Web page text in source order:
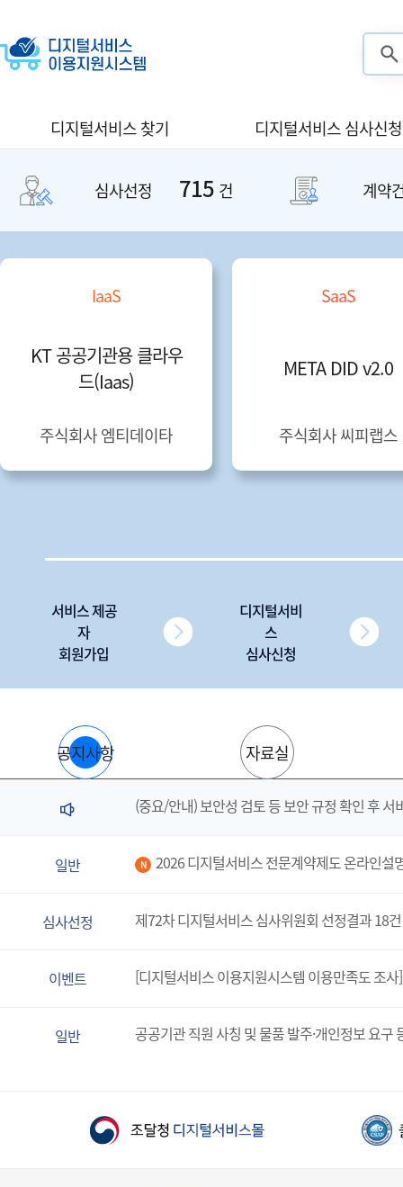
디지털서비스 찾기 디지털서비스 심사신청
심사선정 715 건 계약
IaaS
KT 공공기관용 클라우
드(Iaas)
주식회사 엠티데이타
SaaS
META DID v2.0
주식회사 씨피랩스
서비스 제공
자
회원가입
디지털서비
스
심사신청
공지사항 자료실
(중요/안내) 보안성 검토 등 보안 규정 확인 후 서
일반 N 2026 디지털서비스 전문계약제도 온라인설
심사선정 제72차 디지털서비스 심사위원회 선정결과 18건
이벤트 [디지털서비스 이용지원시스템 이용만족도 조
일반 공공기관 직원 사칭 및 물품 발주·개인정보 요구